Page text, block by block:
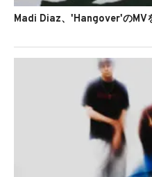
Madi Diaz、'Hangover'のMV